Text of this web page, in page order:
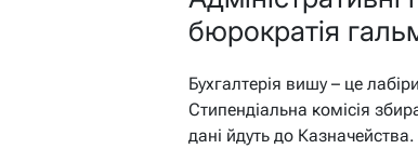
бюрократія
Бухгалтерія вишу – це
Стипендіальна комісія
дані йдуть до